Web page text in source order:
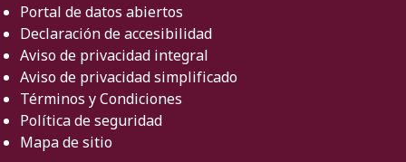
Portal de datos abiertos
Declaración de accesibilidad
Aviso de privacidad integral
Aviso de privacidad simplificado
Términos y Condiciones
Política de seguridad
Mapa de sitio